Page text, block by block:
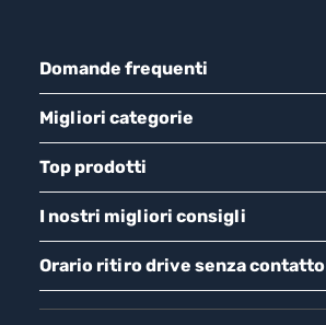
Domande frequenti
Migliori categorie
Top prodotti
I nostri migliori consigli
Orario ritiro drive senza contatto